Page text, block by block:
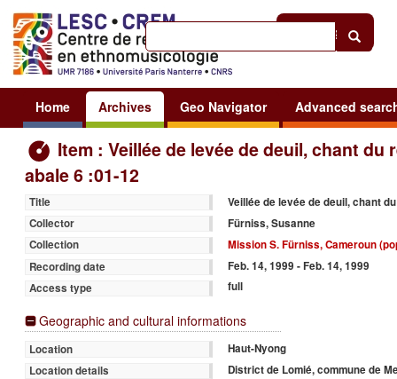
Sign in
Home Archives Geo Navigator Advanced
Item : Veillée de levée de deuil, chant du
abale 6 :01-12
Title
Veillée de levée de deuil, chant
Collector
Fürniss, Susanne
Collection
Mission S. Fürniss, Cameroun
Recording date
Feb. 14, 1999 - Feb. 14, 1999
Access type
full
Geographic and cultural informations
Location
Haut-Nyong
Location details
District de Lomié, commune de